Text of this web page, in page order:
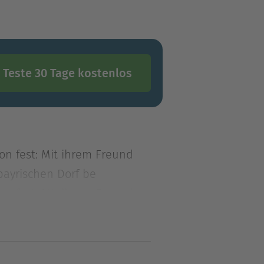
Teste 30 Tage kostenlos
fest: Mit ihrem Freund
Dorf be
Dorf beziehen,